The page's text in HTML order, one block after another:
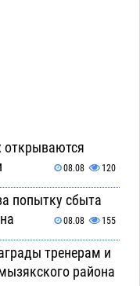
открываются
08.08 120
попытку сбыта
08.08 155
тренерам и
района